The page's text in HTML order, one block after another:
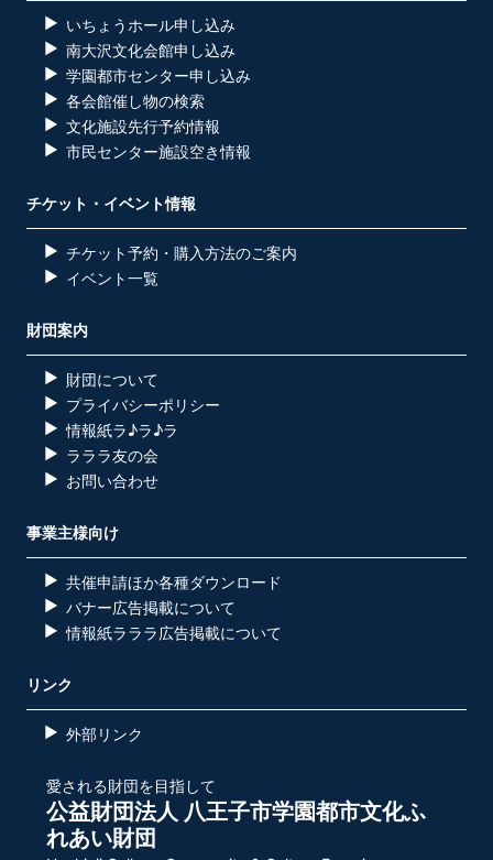
愛される財団を目指して
公益財団法人 八王子市学園都市文化ふ
れあい財団
いちょうホール申し込み
南大沢文化会館申し込み
学園都市センター申し込み
各会館催し物の検索
文化施設先行予約情報
市民センター施設空き情報
チケット・イベント情報
チケット予約・購入方法のご案内
イベント一覧
財団案内
財団について
プライバシーポリシー
情報紙ラ♪ラ♪ラ
ラララ友の会
お問い合わせ
事業主様向け
共催申請ほか各種ダウンロード
バナー広告掲載について
情報紙ラララ広告掲載について
リンク
外部リンク